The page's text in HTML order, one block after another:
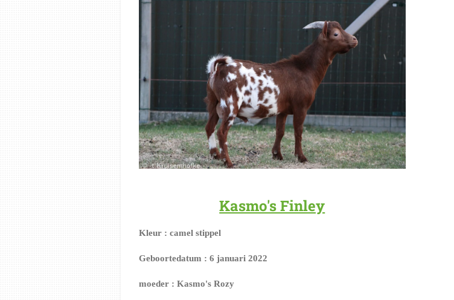
Kasmo's Finley
Kleur : camel stippel
Geboortedatum : 6 januari 2022
moeder : Kasmo's Rozy